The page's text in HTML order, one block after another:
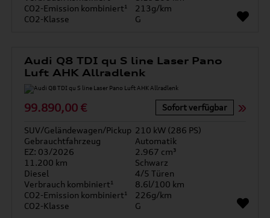
CO2-Emission kombiniert¹
213g/km
CO2-Klasse
G
Audi Q8 TDI qu S line Laser Pano
Luft AHK Allradlenk
99.890,00 € Sofort verfügbar
SUV/Geländewagen/Pickup 210 kW (286 PS)
Gebrauchtfahrzeug
Automatik
EZ: 03/2026
2.967 cm³
11.200 km
Schwarz
Diesel
4/5 Türen
Verbrauch kombiniert¹
8.6l/100 km
CO2-Emission kombiniert¹
226g/km
CO2-Klasse
G